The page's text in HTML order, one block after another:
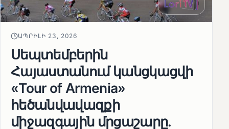
ԱՊՐԻԼԻ 23, 2026
Սեպտեմբերին
Հայաստանում կանցկացվի
«Tour of Armenia»
հեծանվավազքի
միջազգային մրցաշարը.